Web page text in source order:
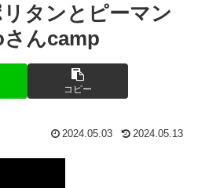
タンとピーマン
んcamp
コピー
2024.05.03 2024.05.13